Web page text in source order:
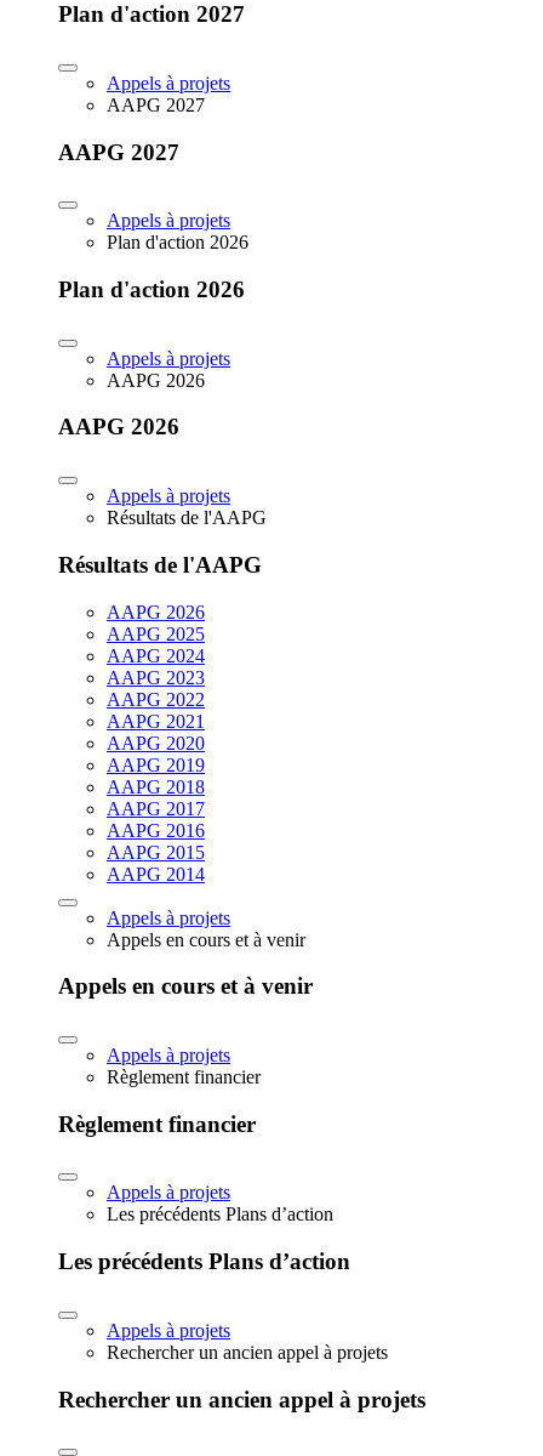
Plan d'action 2027
Appels à projets
AAPG 2027
AAPG 2027
Appels à projets
Plan d'action 2026
Plan d'action 2026
Appels à projets
AAPG 2026
AAPG 2026
Appels à projets
Résultats de l'AAPG
Résultats de l'AAPG
AAPG 2026
AAPG 2025
AAPG 2024
AAPG 2023
AAPG 2022
AAPG 2021
AAPG 2020
AAPG 2019
AAPG 2018
AAPG 2017
AAPG 2016
AAPG 2015
AAPG 2014
Appels à projets
Appels en cours et à venir
Appels en cours et à venir
Appels à projets
Règlement financier
Règlement financier
Appels à projets
Les précédents Plans d’action
Les précédents Plans d’action
Appels à projets
Rechercher un ancien appel à projets
Rechercher un ancien appel à projets